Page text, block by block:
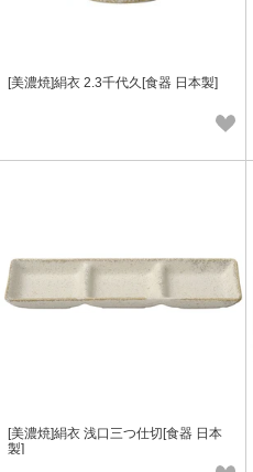
[美濃焼]絹衣 2.3千代久[食器 日本製]
[美濃焼]絹衣 浅口三つ仕切[食器 日本
製]